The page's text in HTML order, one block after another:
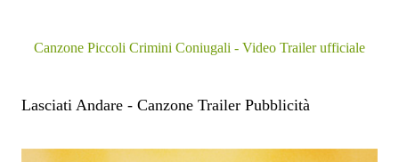
Canzone Piccoli Crimini Coniugali - Video Trailer ufficiale
Lasciati Andare - Canzone Trailer Pubblicità